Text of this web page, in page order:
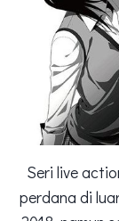
Seri live
perdana di